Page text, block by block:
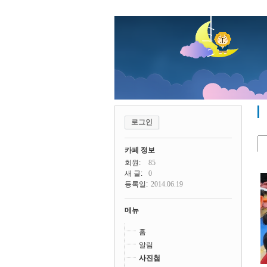
로그인
카페 정보
회원:
85
새 글:
0
등록일: 2014.06.19
메뉴
홈
알림
사진첩